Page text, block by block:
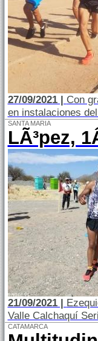
27/09/2021 | Con
en instalaciones
SANTA MARIA
LÃ³pez,
21/09/2021 |
Valle Calchaquí
CATAMARCA